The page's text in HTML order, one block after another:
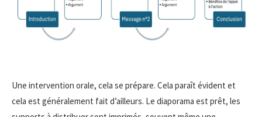
Une intervention orale, cela se prépare. Cela paraît évident et
cela est généralement fait d’ailleurs. Le diaporama est prêt, les